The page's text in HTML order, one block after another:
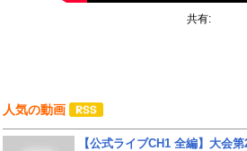
共有:
人気の動画
【公式ライブCH1 全編】大会